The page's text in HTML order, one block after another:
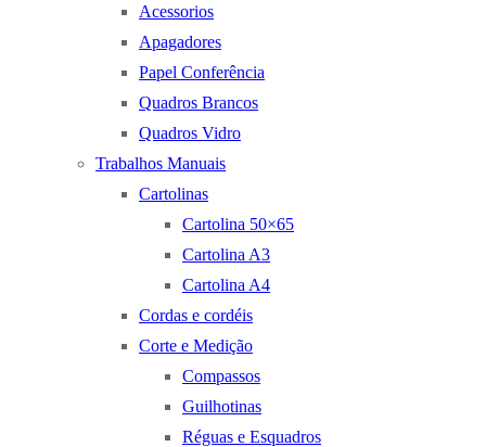
Acessorios
Apagadores
Papel Conferência
Quadros Brancos
Quadros Vidro
Trabalhos Manuais
Cartolinas
Cartolina 50×65
Cartolina A3
Cartolina A4
Cordas e cordéis
Corte e Medição
Compassos
Guilhotinas
Réguas e Esquadros